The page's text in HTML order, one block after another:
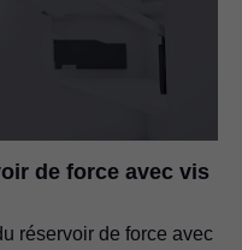
de force avec vis
réservoir de force avec